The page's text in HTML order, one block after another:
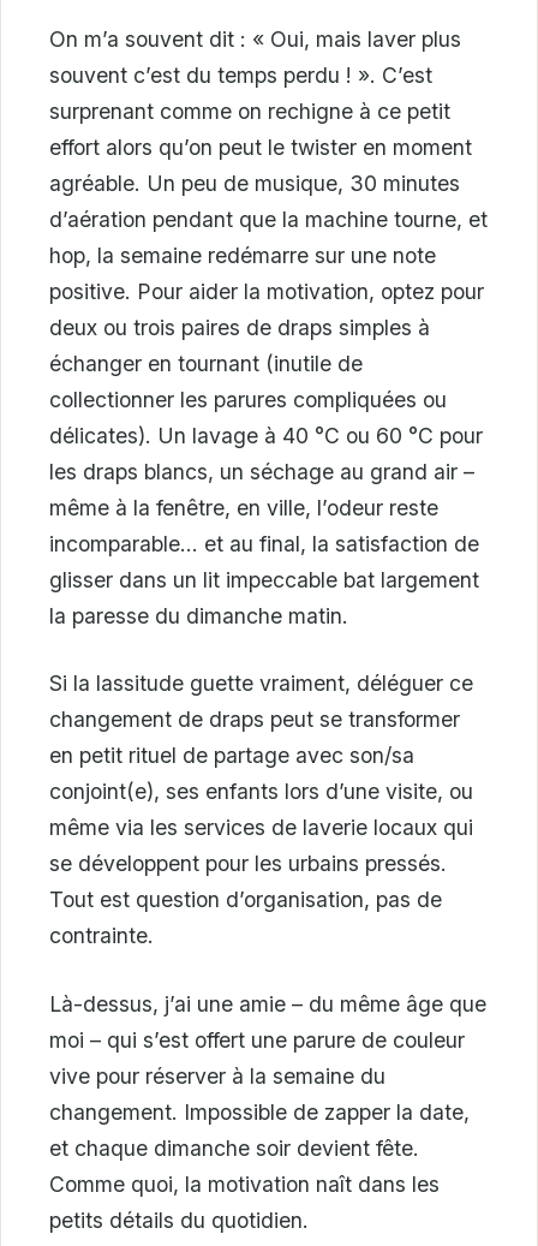
On m’a souvent dit : « Oui, mais laver plus
souvent c’est du temps perdu ! ». C’est
surprenant comme on rechigne à ce petit
effort alors qu’on peut le twister en moment
agréable. Un peu de musique, 30 minutes
d’aération pendant que la machine tourne, et
hop, la semaine redémarre sur une note
positive. Pour aider la motivation, optez pour
deux ou trois paires de draps simples à
échanger en tournant (inutile de
collectionner les parures compliquées ou
délicates). Un lavage à 40 °C ou 60 °C pour
les draps blancs, un séchage au grand air –
même à la fenêtre, en ville, l’odeur reste
incomparable… et au final, la satisfaction de
glisser dans un lit impeccable bat largement
la paresse du dimanche matin.
Si la lassitude guette vraiment, déléguer ce
changement de draps peut se transformer
en petit rituel de partage avec son/sa
conjoint(e), ses enfants lors d’une visite, ou
même via les services de laverie locaux qui
se développent pour les urbains pressés.
Tout est question d’organisation, pas de
contrainte.
Là-dessus, j’ai une amie – du même âge que
moi – qui s’est offert une parure de couleur
vive pour réserver à la semaine du
changement. Impossible de zapper la date,
et chaque dimanche soir devient fête.
Comme quoi, la motivation naît dans les
petits détails du quotidien.